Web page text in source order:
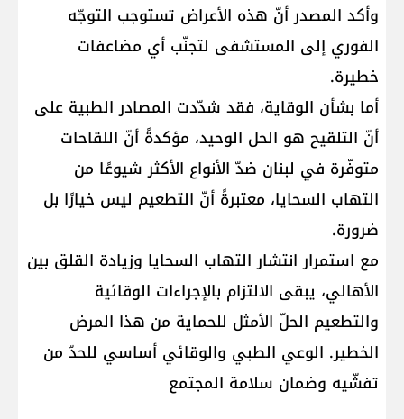
وأكد المصدر أنّ هذه الأعراض تستوجب التوجّه
الفوري إلى المستشفى لتجنّب أي مضاعفات
خطيرة.
أما بشأن الوقاية، فقد شدّدت المصادر الطبية على
أنّ التلقيح هو الحل الوحيد، مؤكدةً أنّ اللقاحات
متوفّرة في لبنان ضدّ الأنواع الأكثر شيوعًا من
التهاب السحايا، معتبرةً أنّ التطعيم ليس خيارًا بل
ضرورة.
مع استمرار انتشار التهاب السحايا وزيادة القلق بين
الأهالي، يبقى الالتزام بالإجراءات الوقائية
والتطعيم الحلّ الأمثل للحماية من هذا المرض
الخطير. الوعي الطبي والوقائي أساسي للحدّ من
تفشّيه وضمان سلامة المجتمع